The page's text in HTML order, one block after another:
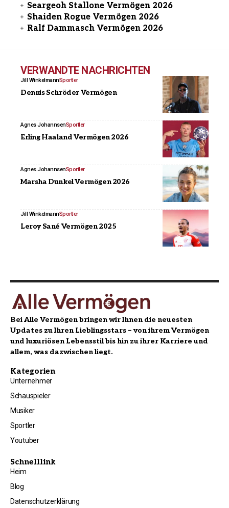
Seargeoh Stallone Vermögen 2026
Shaiden Rogue Vermögen 2026
Ralf Dammasch Vermögen 2026
VERWANDTE NACHRICHTEN
Jill WinkelmannSportler
Dennis Schröder Vermögen
Agnes JohannsenSportler
Erling Haaland Vermögen 2026
Agnes JohannsenSportler
Marsha Dunkel Vermögen 2026
Jill WinkelmannSportler
Leroy Sané Vermögen 2025
Bei Alle Vermögen bringen wir Ihnen die neuesten
Updates zu Ihren Lieblingsstars – von ihrem Vermögen
und luxuriösen Lebensstil bis hin zu ihrer Karriere und
allem, was dazwischen liegt.
Kategorien
Unternehmer
Schauspieler
Musiker
Sportler
Youtuber
Schnelllink
Heim
Blog
Datenschutzerklärung